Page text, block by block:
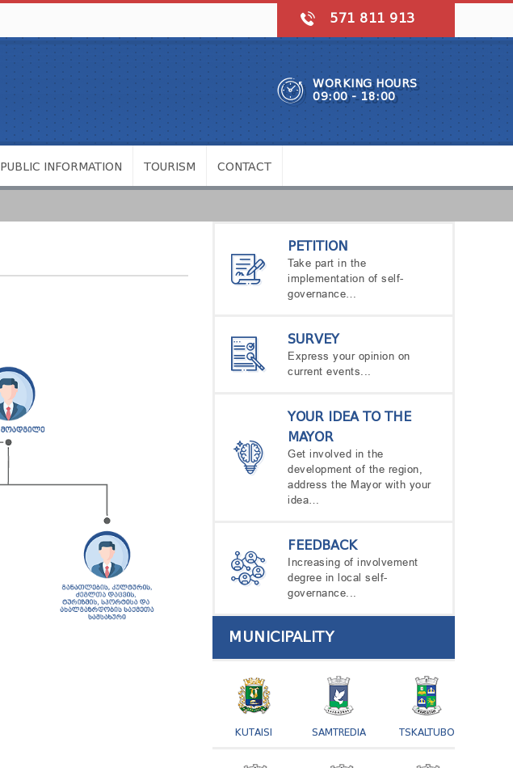
571 811 913
WORKING HOURS
09:00 - 18:00
PUBLIC INFORMATION TOURISM CONTACT
PETITION
Take part in the
implementation of self-
governance…
SURVEY
Express your opinion on
current events...
YOUR IDEA TO THE
MAYOR
Get involved in the
development of the region,
address the Mayor with your
idea…
FEEDBACK
Increasing of involvement
degree in local self-
governance...
MUNICIPALITY
KUTAISI SAMTREDIA TSKALTUBO